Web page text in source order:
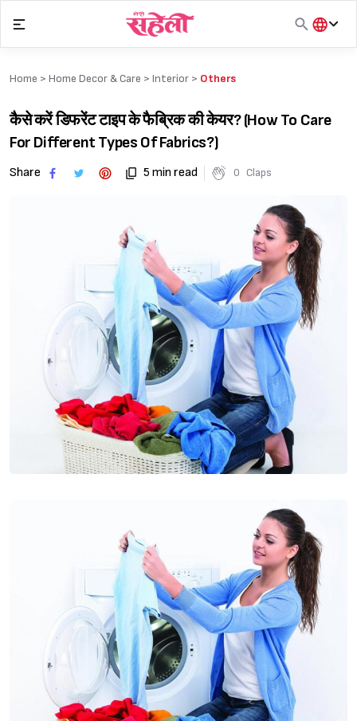
content
हिंदी
Home > Home Decor & Care > Interior > Others
कैसे करें डिफरेंट टाइप के फैब्रिक की केयर? (How To Care
For Different Types Of Fabrics?)
Share 5 min read 0 Claps